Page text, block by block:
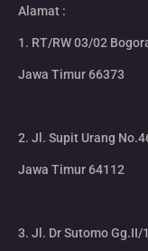
Alamat :
1. RT/RW 03/02
Jawa Timur 66373
2. Jl. Supit Urang
Jawa Timur 64112
3. Jl. Dr Sutomo